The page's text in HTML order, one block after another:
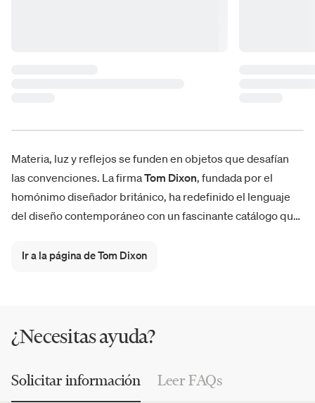
Materia, luz y reflejos se funden en objetos que desafían
las convenciones. La firmaTom Dixon, fundada por el
homónimo diseñador británico, ha redefinido el lenguaje
del diseño contemporáneo con un fascinante catálogo que
estilo audaz y ecléctico. Desde las lámparas
Ir a la página de Tom Dixon
¿Necesitas ayuda?
Solicitar información Leer FAQs